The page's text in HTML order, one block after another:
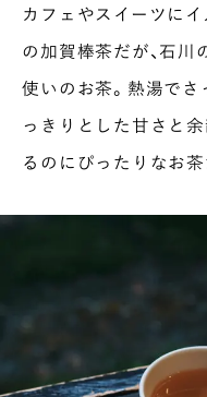
カフェやスイーツに
の加賀棒茶だが、石
使いのお茶。熱湯でさ
っきりとした甘さと
るのにぴったりなお茶